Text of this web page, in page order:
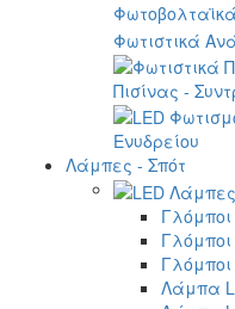
Φωτοβολταϊκά
Φωτιστικά
Πισίνας -
Ενυδρείου
Λάμπες - Σπότ
Γλόμποι
Γλόμποι
Γλόμποι
Λάμπα